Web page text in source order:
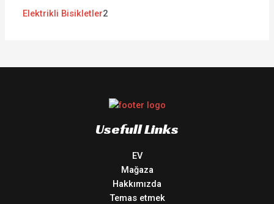
Elektrikli Bisikletler2
Usefull Links
EV
Mağaza
Hakkımızda
Temas etmek